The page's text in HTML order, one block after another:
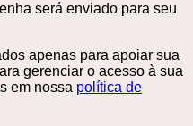
será enviado para seu
​​apenas para apoiar sua
gerenciar o acesso à sua
em nossa política de